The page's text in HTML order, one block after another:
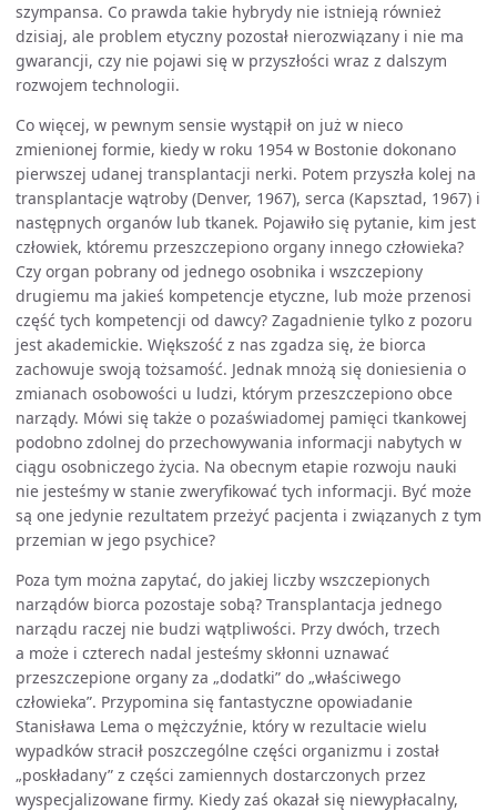
szympansa. Co prawda takie hybrydy nie istnieją również
dzisiaj, ale problem etyczny pozostał nierozwiązany i nie ma
gwarancji, czy nie pojawi się w przyszłości wraz z dalszym
rozwojem technologii.
Co więcej, w pewnym sensie wystąpił on już w nieco
zmienionej formie, kiedy w roku 1954 w Bostonie dokonano
pierwszej udanej transplantacji nerki. Potem przyszła kolej na
transplantacje wątroby (Denver, 1967), serca (Kapsztad, 1967) i
następnych organów lub tkanek. Pojawiło się pytanie, kim jest
człowiek, któremu przeszczepiono organy innego człowieka?
Czy organ pobrany od jednego osobnika i wszczepiony
drugiemu ma jakieś kompetencje etyczne, lub może przenosi
część tych kompetencji od dawcy? Zagadnienie tylko z pozoru
jest akademickie. Większość z nas zgadza się, że biorca
zachowuje swoją tożsamość. Jednak mnożą się doniesienia o
zmianach osobowości u ludzi, którym przeszczepiono obce
narządy. Mówi się także o pozaświadomej pamięci tkankowej
podobno zdolnej do przechowywania informacji nabytych w
ciągu osobniczego życia. Na obecnym etapie rozwoju nauki
nie jesteśmy w stanie zweryfikować tych informacji. Być może
są one jedynie rezultatem przeżyć pacjenta i związanych z tym
przemian w jego psychice?
Poza tym można zapytać, do jakiej liczby wszczepionych
narządów biorca pozostaje sobą? Transplantacja jednego
narządu raczej nie budzi wątpliwości. Przy dwóch, trzech
a może i czterech nadal jesteśmy skłonni uznawać
przeszczepione organy za „dodatki” do „właściwego
człowieka”. Przypomina się fantastyczne opowiadanie
Stanisława Lema o mężczyźnie, który w rezultacie wielu
wypadków stracił poszczególne części organizmu i został
„poskładany” z części zamiennych dostarczonych przez
wyspecjalizowane firmy. Kiedy zaś okazał się niewypłacalny,